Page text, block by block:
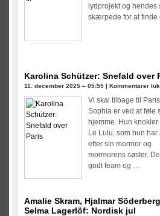
lydprojekt og hendes
skærpede for at
Karolina Schützer: Snefald over
11. december 2025 – 05:55 | Kommentarer
Vi skal tilbage til
Sophia er ved at føle
hjemme. Hun knokler
Le Lulu, som hun har
efter sin mormor og
mormorens søster.
godt team og …
Amalie Skram, Hjalmar
Selma Lagerlöf: Nordisk jul